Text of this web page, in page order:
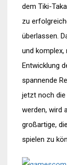
dem Tiki-
zu
überlassen.
und komplex,
Entwicklung
spannende
jetzt noch die
werden, wird
großartige,
spielen zu